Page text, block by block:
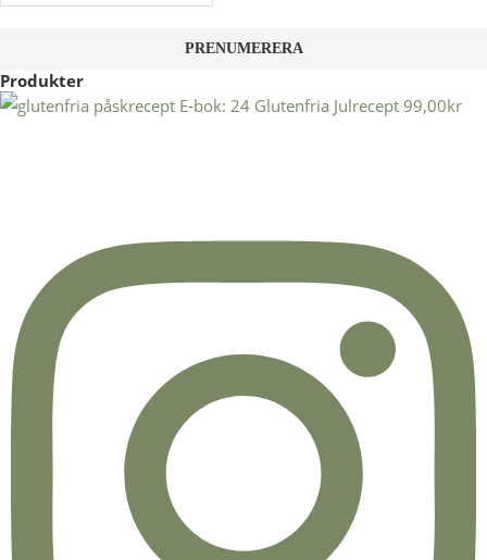
Produkter
E-bok: 24 Glutenfria Julrecept 99,00kr